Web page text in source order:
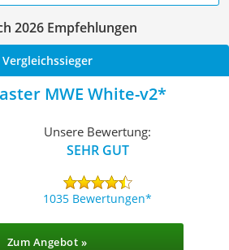
2026 Empfehlungen
Vergleichssieger
MWE White-v2
Unsere Bewertung:
SEHR GUT
1035 Bewertungen
Zum Angebot »